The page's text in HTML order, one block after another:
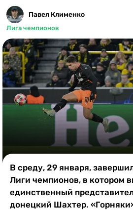
Павел Клименко
Лига чемпионов
В среду, 29 января,
Лиги чемпионов, в котором
единственный
донецкий Шахтер.